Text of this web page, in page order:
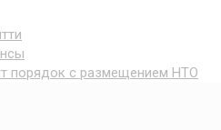
порядок с размещением НТО